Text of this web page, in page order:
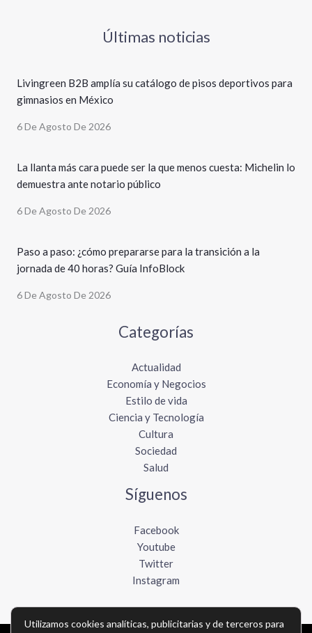
Últimas noticias
Livingreen B2B amplía su catálogo de pisos deportivos para
gimnasios en México
6 De Agosto De 2026
La llanta más cara puede ser la que menos cuesta: Michelin lo
demuestra ante notario público
6 De Agosto De 2026
Paso a paso: ¿cómo prepararse para la transición a la
jornada de 40 horas? Guía InfoBlock
6 De Agosto De 2026
Categorías
Actualidad
Economía y Negocios
Estilo de vida
Ciencia y Tecnología
Cultura
Sociedad
Salud
Síguenos
Facebook
Youtube
Twitter
Instagram
Utilizamos cookies analíticas, publicitarias y de terceros para